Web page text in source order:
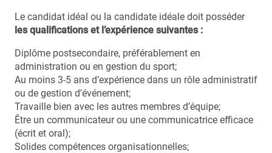
Le candidat idéal ou la candidate idéale doit posséder
les qualifications et l’expérience suivantes :
Diplôme postsecondaire, préférablement en
administration ou en gestion du sport;
Au moins 3-5 ans d’expérience dans un rôle administratif
ou de gestion d’événement;
Travaille bien avec les autres membres d’équipe;
Être un communicateur ou une communicatrice efficace
(écrit et oral);
Solides compétences organisationnelles;